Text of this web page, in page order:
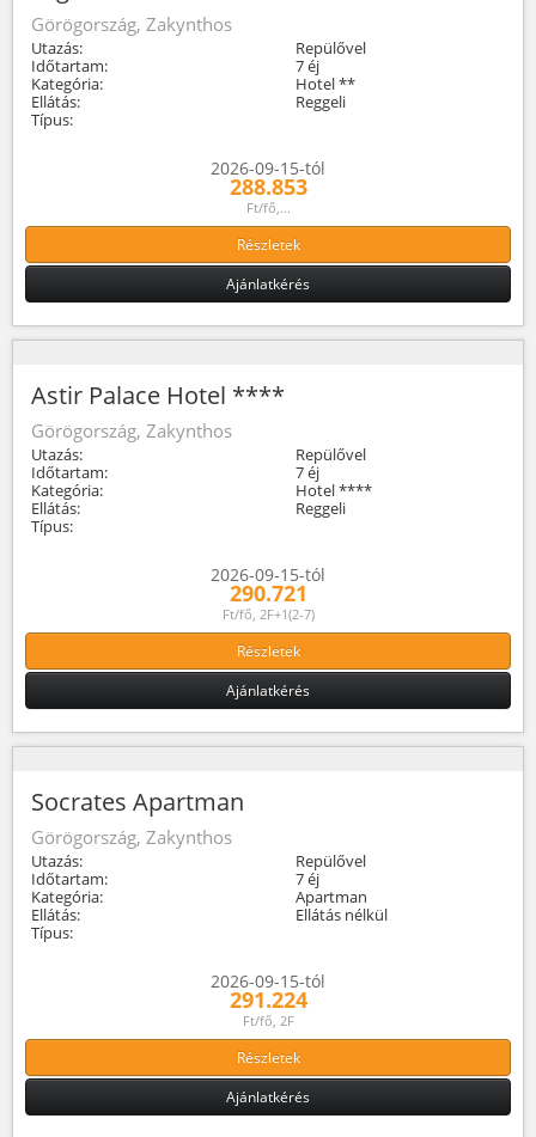
Görögország, Zakynthos
Utazás:
Repülővel
Időtartam:
7 éj
Kategória:
Hotel **
Ellátás:
Reggeli
Típus:
2026-09-15-tól
288.853
Ft/fő,...
Részletek
Ajánlatkérés
Astir Palace Hotel ****
Görögország, Zakynthos
Utazás:
Repülővel
Időtartam:
7 éj
Kategória:
Hotel ****
Ellátás:
Reggeli
Típus:
2026-09-15-tól
290.721
Ft/fő, 2F+1(2-7)
Részletek
Ajánlatkérés
Socrates Apartman
Görögország, Zakynthos
Utazás:
Repülővel
Időtartam:
7 éj
Kategória:
Apartman
Ellátás:
Ellátás nélkül
Típus:
2026-09-15-tól
291.224
Ft/fő, 2F
Részletek
Ajánlatkérés